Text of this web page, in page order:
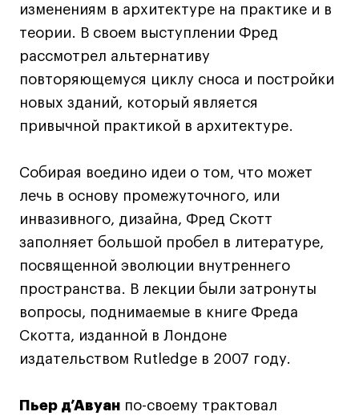
Мода
Маркетинг
Контент
Иллюстрация
Диджитал
Интерьер
Навыки предпринимателя и управленца
Онлайн
Маркетинг и генерация лидов
Искусство
Фотография
Очно + онлайн
Все программы
Специалист кино- и медиапродакшена
изменениям в архитектуре на практике и в
теории. В своем выступлении Фред
рассмотрел альтернативу
повторяющемуся циклу сноса и постройки
новых зданий, который является
привычной практикой в архитектуре.
Собирая воедино идеи о том, что может
лечь в основу промежуточного, или
инвазивного, дизайна, Фред Скотт
заполняет большой пробел в литературе,
посвященной эволюции внутреннего
пространства. В лекции были затронуты
вопросы, поднимаемые в книге Фреда
Скотта, изданной в Лондоне
издательством Rutledge в 2007 году.
Пьер д’Авуан по-своему трактовал